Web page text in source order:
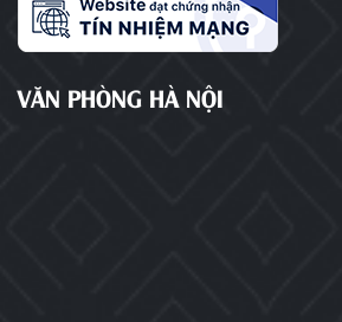
VĂN PHÒNG HÀ NỘI